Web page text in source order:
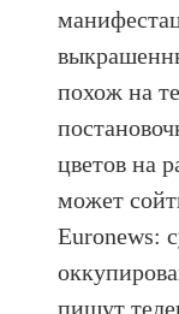
похож на
цветов на
может
Euronews:
пишут